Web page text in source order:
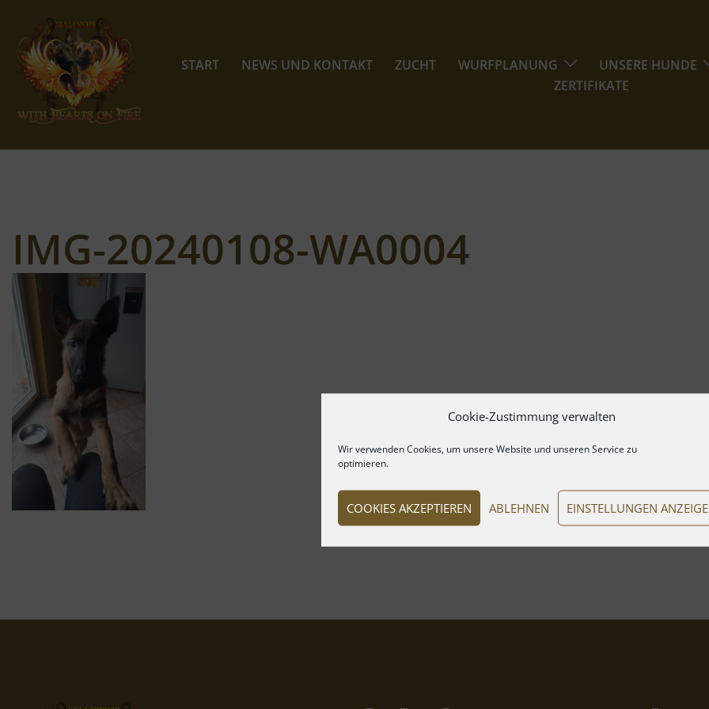
Cookie-Zustimmung verwalten
Wir verwenden Cookies, um unsere Website und unseren Service zu
optimieren.
COOKIES AKZEPTIEREN ABLEHNEN EINSTELLUNGEN
Inhalt
springen
START NEWS UND KONTAKT ZUCHT WURFPLANUNG
UNSERE HUNDE
ZERTIFIKATE
IMG-20240108-WA0004